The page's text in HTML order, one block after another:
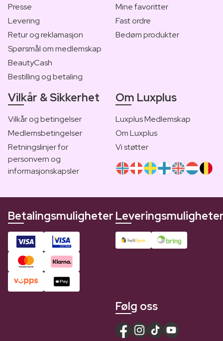
Presse
Levering
Retur og reklamasjon
Spørsmål om medlemskap
BeautyCash
Bestilling og betaling
Mine favoritter
Fast ordre
Bedøm produkter
Vilkår & Sikkerhet
Vilkår og betingelser
Medlemsbetingelser
Retningslinjer for
personvern og
informasjonskapsler
Om Luxplus
Luxplus Medlemskap
Om Luxplus
Vi støtter
Betalingsmuligheter
Følg oss